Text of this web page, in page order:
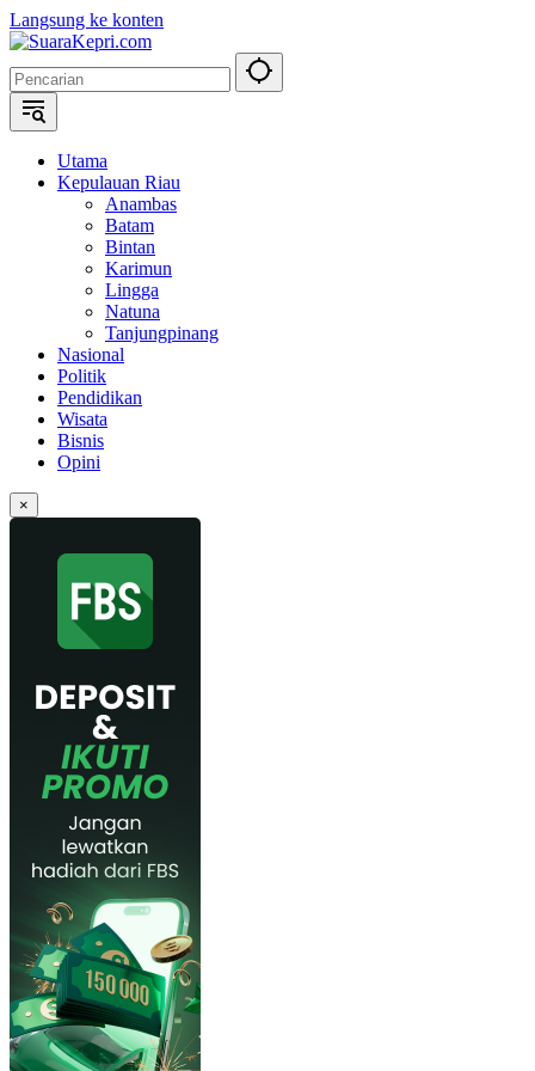
Langsung ke konten
Utama
Kepulauan Riau
Anambas
Batam
Bintan
Karimun
Lingga
Natuna
Tanjungpinang
Nasional
Politik
Pendidikan
Wisata
Bisnis
Opini
×